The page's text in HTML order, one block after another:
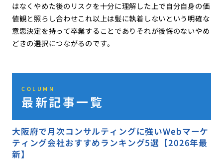
はなくやめた後のリスクを十分に理解した上で自分自身の価
値観と照らし合わせこれ以上は髪に執着しないという明確な
意思決定を持って卒業することでありそれが後悔のないやめ
どきの選択につながるのです。
COLUMN
最新記事一覧
大阪府で月次コンサルティングに強いWebマーケ
ティング会社おすすめランキング5選【2026年最
新】